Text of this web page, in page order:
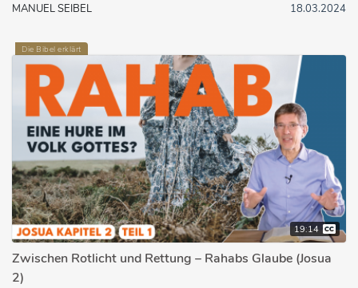
MANUEL SEIBEL 18.03.2024
Die Bibel erklärt
19:14
Zwischen Rotlicht und Rettung – Rahabs Glaube (Josua
2)